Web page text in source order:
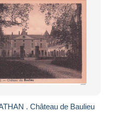
. Château de Baulieu